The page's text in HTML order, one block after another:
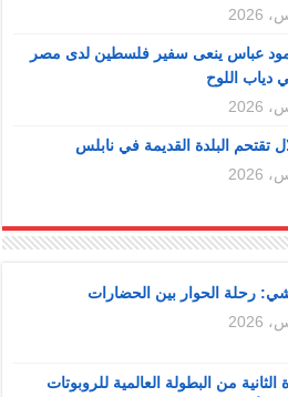
عباس ينعى سفير فلسطين لدى مصر
دياب اللوح
تقتحم البلدة القديمة في نابلس
رحلة الحوار بين الحضارات
الثانية من البطولة العالمية للروبوتات